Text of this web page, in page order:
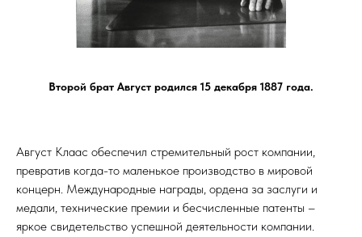
Второй брат Август родился 15 декабря 1887 года.
Август Клаас обеспечил стремительный рост компании,
превратив когда-то маленькое производство в мировой
концерн. Международные награды, ордена за заслуги и
медали, технические премии и бесчисленные патенты –
яркое свидетельство успешной деятельности компании.